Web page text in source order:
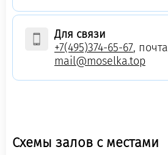
Для связи
+7(495)374-65-67, почта
mail@moselka.top
Схемы залов с местами